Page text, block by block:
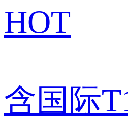
HOT
含国际